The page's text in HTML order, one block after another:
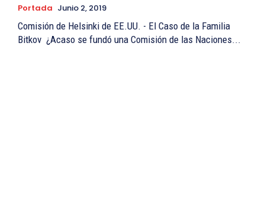
Portada Junio 2, 2019
Comisión de Helsinki de EE.UU. - El Caso de la Familia
Bitkov ¿Acaso se fundó una Comisión de las Naciones...